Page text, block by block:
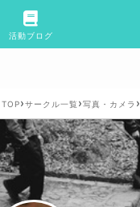
活動ブログ
TOP›サークル一覧 ›写真・カメラ ›